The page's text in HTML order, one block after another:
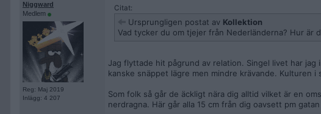
Niggward
Medlem
Reg: Maj 2019
Inlägg: 4 207
Citat:
Ursprungligen postat av Kollektion
Vad tycker du om tjejer från Nederländerna? Hur är
Jag flyttade hit pågrund av relation. Singel livet har
kanske snäppet lägre men mindre krävande. Kulturen
Som folk så går de äckligt nära dig alltid vilket är en
nerdragna. Här går alla 15 cm från dig oavsett pm